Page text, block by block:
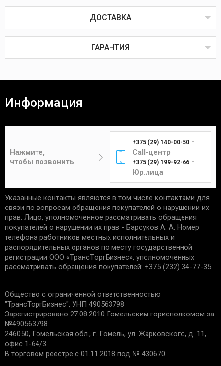
онлайн или через терминал в пунктах выдачи,
наличным или безналичным расчётом, через
ДОСТАВКА
среднем занимает 3-7 дней.
Цена составит от 4 до 12 рублей в
зависимости от габаритов и веса изделия.
Курьер
Доставка товаров курьером
осуществляется по будням с 10:00 до 22:00.
Гомель - 6 рублей
Могилев - 6 рублей
Светлогорск - 6 рублей
Речица - 6 рублей
ГАРАНТИЯ
Покупатель вправе вернуть товар в течение 14
необходимы:
отсутствие следов установки;
чек, подтверждающий приобретение;
Единственным подтверждением установки товара
является акт выполненных работ с названием
услуги и устанавливаемой детали. Гарантийные
обязательства не распространяются:
на запчасти со следами механических
повреждений.
воздействий, нарушения правил установки/
хранения;
на дефекты из-за износа деталей, в срок
установленный производителем;
если причиной поломки стала
Информация
Нажмите,
чтобы позвонить
+375 (29) 140-00-50 -
Call-центр
+375 (29) 199-92-66 -
Юр.лица
Указанные контакты являются в том числе контактами для
связи по вопросам обращения покупателей о нарушении их
прав. Лицо, уполномоченное рассматривать обращения
покупателей о нарушении их прав - Барсуков А. А. Номер
телефона работников местных исполнительных и
распорядительных органов по месту государственной
регистрации ООО «TрaнcТopгБизнec», уполномоченных
рассматривать обращения покупателей: +375 (232) 34-77-35.
Общество с ограниченной ответственностью
"ТрансТоргБизнес", УНП 490563798
Зарегистрировано 27.08.2010 Гомельским горисполкомом за
№490563798
246050, Гомельская обл., г. Гомель, ул. Жарковского, д. 11,
офис 1-64/3
В торговом реестре с 01.11.2018 под № 430670